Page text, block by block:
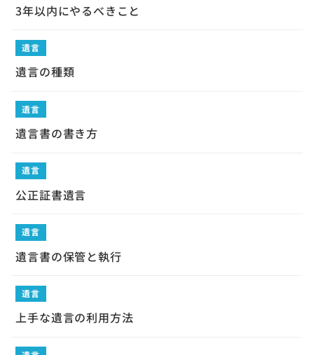
3年以内にやるべきこと
遺言の種類
遺言
遺言書の書き方
遺言
公正証書遺言
遺言
遺言書の保管と執行
遺言
上手な遺言の利用方法
遺言